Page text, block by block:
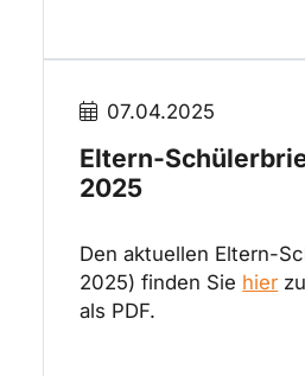
07.04.2025
Eltern-
2025
Den aktuellen Eltern-
2025) finden Sie hier
als PDF.